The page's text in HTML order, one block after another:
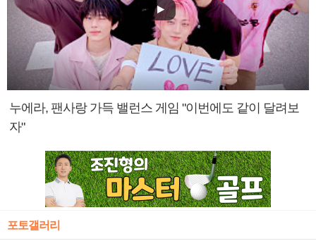
누에라, 팬사랑 가득 밸런스 게임 "이번에도 같이 달려보
자"
포토갤러리